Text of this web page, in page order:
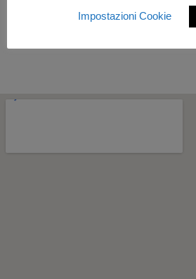
Impostazioni Cookie